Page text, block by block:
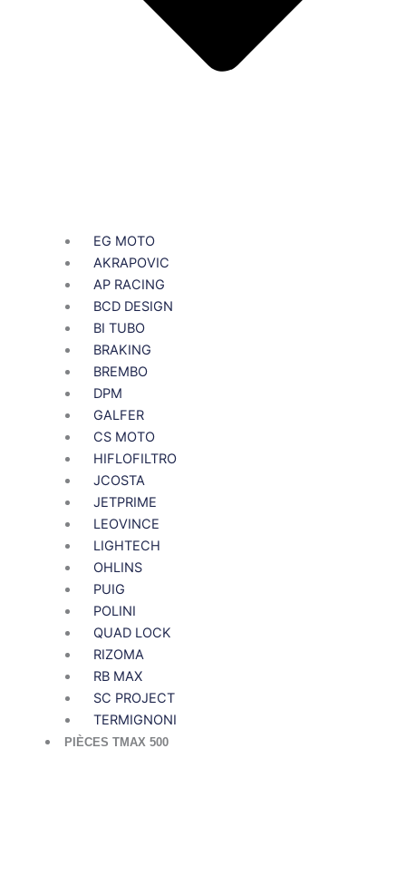
EG MOTO
AKRAPOVIC
AP RACING
BCD DESIGN
BI TUBO
BRAKING
BREMBO
DPM
GALFER
CS MOTO
HIFLOFILTRO
JCOSTA
JETPRIME
LEOVINCE
LIGHTECH
OHLINS
PUIG
POLINI
QUAD LOCK
RIZOMA
RB MAX
SC PROJECT
TERMIGNONI
PIÈCES TMAX 500